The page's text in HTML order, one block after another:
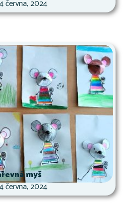
června, 2024
myš
června, 2024